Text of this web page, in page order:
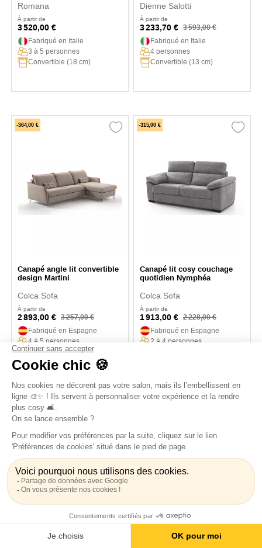
Romana
À partir de
3 520,00 €
Fabriqué en Italie
3 à 5 personnes
Convertible (18 cm)
Dienne Salotti
À partir de
3 233,70 € 3 593,00 €
Fabriqué en Italie
4 personnes
Convertible (13 cm)
-364,00 €
Canapé angle lit convertible
design Martini
Colca Sofa
À partir de
2 893,00 € 3 257,00 €
Fabriqué en Espagne
4 à 5 personnes
Convertible (12 cm)
-315,00 €
Canapé lit cosy couchage
quotidien Nymphéa
Colca Sofa
À partir de
1 913,00 € 2 228,00 €
Fabriqué en Espagne
2 à 4 personnes
-319,00 €